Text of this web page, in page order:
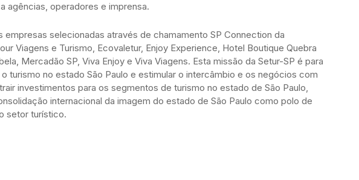
agências, operadores e imprensa.
empresas selecionadas através de chamamento SP Connection da
Viagens e Turismo, Ecovaletur, Enjoy Experience, Hotel Boutique Quebra
Mercadão SP, Viva Enjoy e Viva Viagens. Esta missão da Setur-SP é para
turismo no estado São Paulo e estimular o intercâmbio e os negócios com
investimentos para os segmentos de turismo no estado de São Paulo,
internacional da imagem do estado de São Paulo como polo de
setor turístico.